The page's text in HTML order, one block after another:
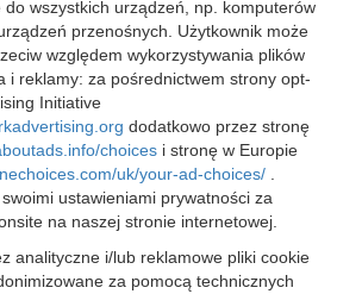
do wszystkich urządzeń, np. komputerów
przenośnych. Użytkownik może
względem wykorzystywania plików
i reklamy: za pośrednictwem strony opt-
Initiative
dodatkowo przez stronę
choices i stronę w Europie
uk/your-ad-choices/
ustawieniami prywatności za
na naszej stronie internetowej.
analityczne i/lub reklamowe pliki cookie
za pomocą technicznych